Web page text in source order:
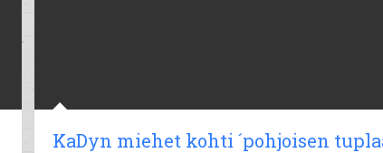
KaDyn miehet kohti ´pohjoisen